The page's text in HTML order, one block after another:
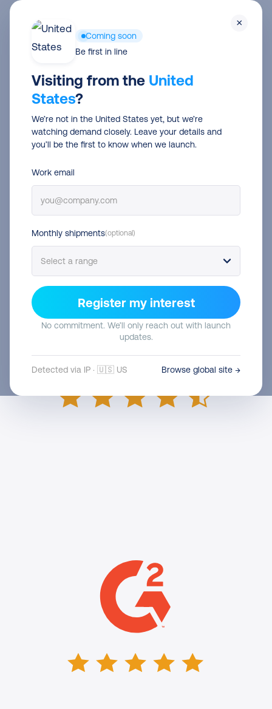
Skip
Connectez PrestaShop avec
Delivengo et expédiez encore
plus facilement
Delivengo et commencez à expédiez plus
efficacement.
Connectez PrestaShop avec Delivengo
×
Coming soon
Be first in line
Visiting from the United
States?
We’re not in the United States yet, but we’re
watching demand closely. Leave your details and
you’ll be the first to know when we launch.
Work email
Monthly shipments(optional)
Register my interest
No commitment. We’ll only reach out with launch
updates.
Detected via IP · 🇺🇸 US Browse global site →